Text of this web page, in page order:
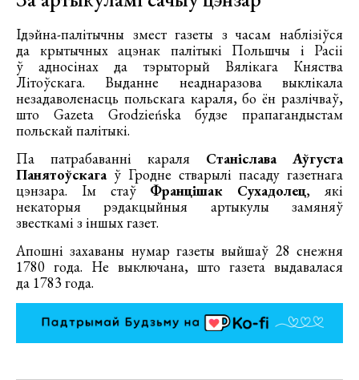
Ідэйна-палітычны змест газеты з часам наблізіўся
да крытычных ацэнак палітыкі Польшчы і Расіі
ў адносінах да тэрыторый Вялікага Княства
Літоўскага. Выданне неаднаразова выклікала
незадаволенасць польскага караля, бо ён разлічваў,
што Gazeta Grodzieńska будзе прапагандыстам
польскай палітыкі.
Па патрабаванні караля Станіслава Аўгуста
Панятоўскага ў Гродне стварылі пасаду газетнага
цэнзара. Ім стаў Францішак Сухадолец, які
некаторыя рэдакцыйныя артыкулы замяняў
звесткамі з іншых газет.
Апошні захаваны нумар газеты выйшаў 28 снежня
1780 года. Не выключана, што газета выдавалася
да 1783 года.